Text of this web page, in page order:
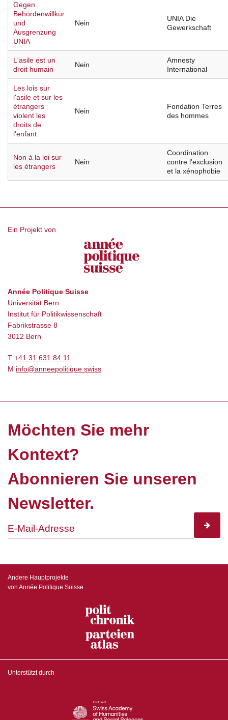
Gegen
Behördenwillkür
und
Ausgrenzung
UNIA
Nein
UNIA Die
Gewerkschaft
L'asile est un
droit humain
Nein
Amnesty
International
Les lois sur
l'asile et sur les
étrangers
violent les
droits de
l'enfant
Nein
Fondation Terres
des hommes
Non à la loi sur
les étrangers
Nein
Coordination
contre l'exclusion
et la xénophobie
Ein Projekt von
Année Politique Suisse
Universität Bern
Institut für Politikwissenschaft
Fabrikstrasse 8
3012 Bern
T +41 31 631 84 11
M info@anneepolitique.swiss
Möchten Sie mehr
Kontext?
Abonnieren Sie unseren
Newsletter.
Andere Hauptprojekte
von Année Politique Suisse
Unterstützt durch